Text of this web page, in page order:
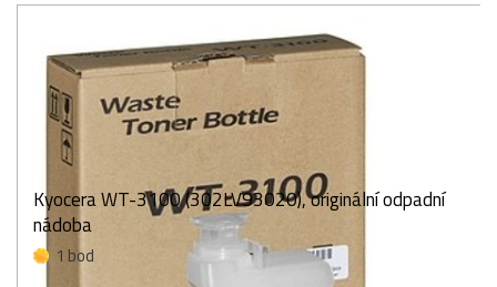
Kyocera WT-3100 (302LV93020), originální odpadní
nádoba
1 bod